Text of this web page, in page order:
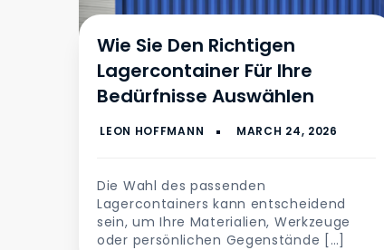
Wie Sie Den Richtigen
Lagercontainer Für Ihre
Bedürfnisse Auswählen
Die Wahl des passenden
Lagercontainers kann entscheidend
sein, um Ihre Materialien, Werkzeuge
oder persönlichen Gegenstände […]